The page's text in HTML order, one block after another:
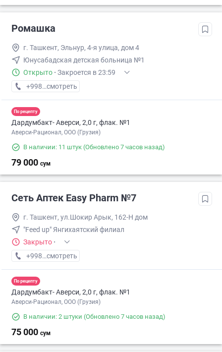
Ромашка
г. Ташкент, Эльнур, 4-я улица, дом 4
Юнусабадская детская больница №1
Открыто · Закроется в 23:59
+998 (71) XXX-XX-XX
смотреть
По рецепту
Дардумбакт- Аверси, 2,0 г, флак. №1
Аверси-Рационал, ООО (Грузия)
В наличии: 11 штук (Обновлено 7 часов назад)
79 000 сум
Сеть Аптек Easy Pharm №7
г. Ташкент, ул.Шокир Арык, 162-Н дом
"Feed up" Янгихаятский филиал
Закрыто ·
+998 (95) XXX-XX-XX
смотреть
По рецепту
Дардумбакт- Аверси, 2,0 г, флак. №1
Аверси-Рационал, ООО (Грузия)
В наличии: 2 штуки (Обновлено 7 часов назад)
75 000 сум